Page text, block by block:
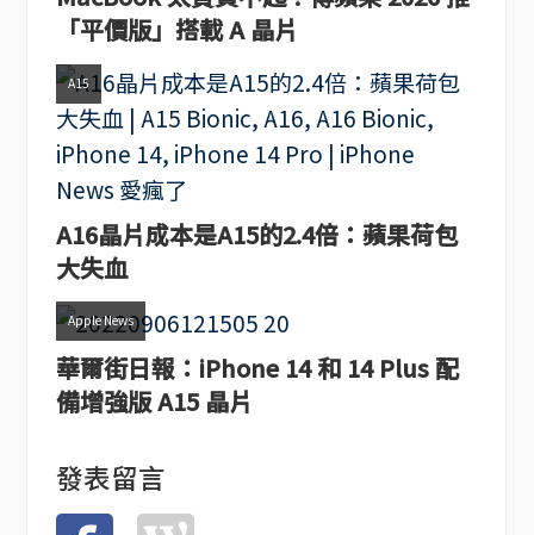
「平價版」搭載 A 晶片
A15
A16晶片成本是A15的2.4倍：蘋果荷包
大失血
Apple News
華爾街日報：iPhone 14 和 14 Plus 配
備增強版 A15 晶片
發表留言